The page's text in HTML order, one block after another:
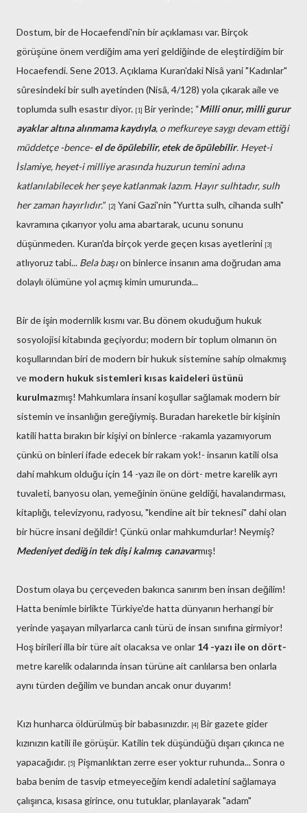
Dostum, bir de Hocaefendi'nin bir açıklaması var. Birçok
görüşüne önem verdiğim ama yeri geldiğinde de eleştirdiğim bir
Hocaefendi. Sene 2013. Açıklama Kuran'daki Nisâ yani "Kadınlar"
sûresindeki bir sulh ayetinden (Nisâ, 4/128) yola çıkarak aile ve
toplumda sulh esastır diyor. [1] Bir yerinde; “Milli onur, milli gurur
ayaklar altına alınmama kaydıyla, o mefkureye saygı devam ettiği
müddetçe -bence-el de öpülebilir, etek de öpülebilir. Heyet-i
İslamiye, heyet-i milliye arasında huzurun temini adına
katlanılabilecek her şeye katlanmak lazım. Hayır sulhtadır, sulh
her zaman hayırlıdır.” [2] Yani Gazi'nin "Yurtta sulh, cihanda sulh"
kavramına çıkarıyor yolu ama abartarak, ucunu sonunu
düşünmeden. Kuran'da birçok yerde geçen kısas ayetlerini [3]
atlıyoruz tabi... Bela başıon binlerce insanın ama doğrudan ama
dolaylı ölümüne yol açmış kimin umurunda...
Bir de işin modernlik kısmı var. Bu dönem okuduğum hukuk
sosyolojisi kitabında geçiyordu; modern bir toplum olmanın ön
koşullarından biri de modern bir hukuk sistemine sahip olmakmış
ve modern hukuk sistemleri kısas kaideleri üstünü
kurulmazmış! Mahkumlara insani koşullar sağlamak modern bir
sistemin ve insanlığın gereğiymiş. Buradan hareketle bir kişinin
katili hatta bırakın bir kişiyi on binlerce -rakamla yazamıyorum
çünkü on binleri ifade edecek bir rakam yok!- insanın katili olsa
dahi mahkum olduğu için 14 -yazı ile on dört- metre karelik ayrı
tuvaleti, banyosu olan, yemeğinin önüne geldiği, havalandırması,
kitaplığı, televizyonu, radyosu, "kendine ait bir teknesi" dahi olan
bir hücre insani değildir! Çünkü onlar mahkumdurlar! Neymiş?
Medeniyet dediğin tek dişi kalmış canavarmış!
Dostum olaya bu çerçeveden bakınca sanırım ben insan değilim!
Hatta benimle birlikte Türkiye'de hatta dünyanın herhangi bir
yerinde yaşayan milyarlarca canlı türü de insan sınıfına girmiyor!
Hoş birileri illa bir türe ait olacaksa ve onlar 14 -yazı ile on dört-
metre karelik odalarında insan türüne ait canlılarsa ben onlarla
aynı türden değilim ve bundan ancak onur duyarım!
Kızı hunharca öldürülmüş bir babasınızdır. [4] Bir gazete gider
kızınızın katili ile görüşür. Katilin tek düşündüğü dışarı çıkınca ne
yapacağıdır. [5] Pişmanlıktan zerre eser yoktur ruhunda... Sonra o
baba benim de tasvip etmeyeceğim kendi adaletini sağlamaya
çalışınca, kısasa girince, onu tutuklar, planlayarak "adam"